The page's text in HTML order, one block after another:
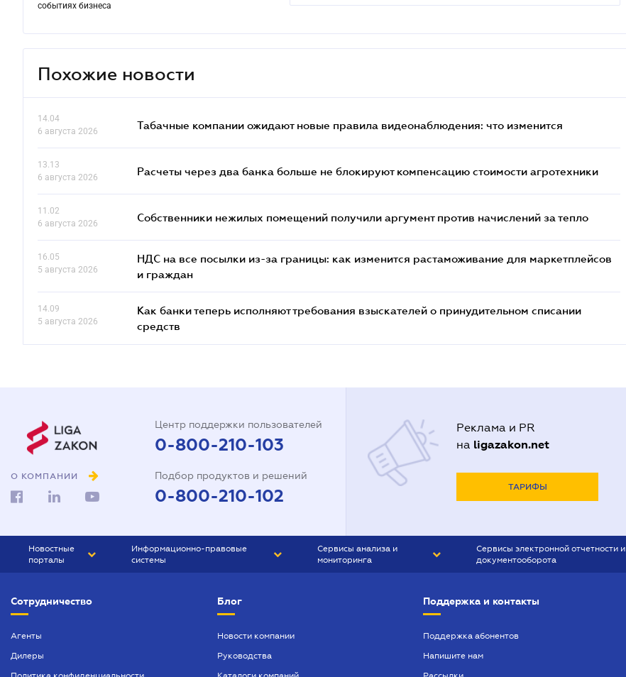
событиях бизнеса
Похожие новости
14.04
6 августа 2026
Табачные компании ожидают новые правила видеонаблюдения: что изменится
13.13
6 августа 2026
Расчеты через два банка больше не блокируют компенсацию стоимости агротехники
11.02
6 августа 2026
Собственники нежилых помещений получили аргумент против начислений за тепло
16.05
5 августа 2026
НДС на все посылки из-за границы: как изменится растаможивание для маркетплейсов
и граждан
14.09
5 августа 2026
Как банки теперь исполняют требования взыскателей о принудительном списании
средств
О КОМПАНИИ
Центр поддержки пользователей
0-800-210-103
Подбор продуктов и решений
0-800-210-102
Реклама и PR
на ligazakon.net
ТАРИФЫ
Новостные
порталы
БИЗНЕС
Информационно-правовые
системы
БУХГАЛТЕР ПРОФ
Сервисы анализа и
мониторинга
Сервисы электронной отчетности и
документооборота
Сотрудничество
Агенты
Дилеры
Блог
Новости компании
Руководства
Поддержка и контакты
Поддержка абонентов
Напишите нам